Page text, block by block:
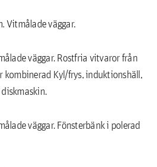
Vitmålade väggar.
väggar. Rostfria vitvaror från
kombinerad Kyl/frys, induktionshäll,
väggar. Fönsterbänk i polerad